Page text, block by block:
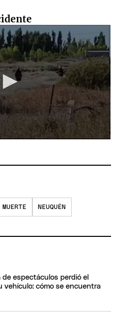
MUERTE NEUQUÉN
de espectáculos perdió el
vehículo: cómo se encuentra